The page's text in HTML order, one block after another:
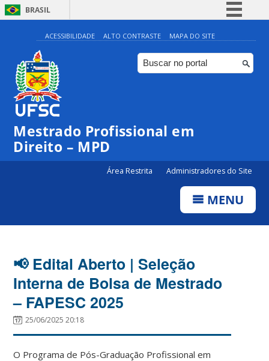
BRASIL
Simplifique!
Comunica BR
Participe
Canais
ACESSIBILIDADE ALTO CONTRASTE MAPA DO SITE
Mestrado Profissional em
Direito – MPD
Área Restrita Administradores do Site
MENU
📢 Edital Aberto | Seleção
Interna de Bolsa de Mestrado
– FAPESC 2025
25/06/2025 20:18
O Programa de Pós-Graduação Profissional em